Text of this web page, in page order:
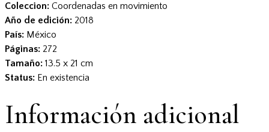
Coleccion: Coordenadas en movimiento
Año de edición: 2018
País: México
Páginas: 272
Tamaño: 13.5 x 21 cm
Status: En existencia
Información adicional